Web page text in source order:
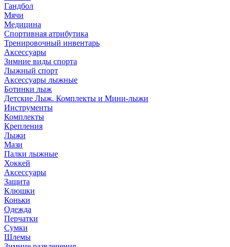
Гандбол
Мячи
Медицина
Спортивная атрибутика
Тренировочный инвентарь
Аксессуары
Зимние виды спорта
Лыжный спорт
Аксессуары лыжные
Ботинки лыж
Детские Лыж. Комплекты и Мини-лыжи
Инструменты
Комплекты
Крепления
Лыжи
Мази
Палки лыжные
Хоккей
Аксессуары
Защита
Клюшки
Коньки
Одежда
Перчатки
Сумки
Шлемы